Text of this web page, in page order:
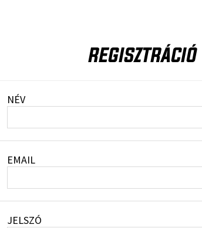
REGISZTRÁCIÓ
NÉV
EMAIL
JELSZÓ